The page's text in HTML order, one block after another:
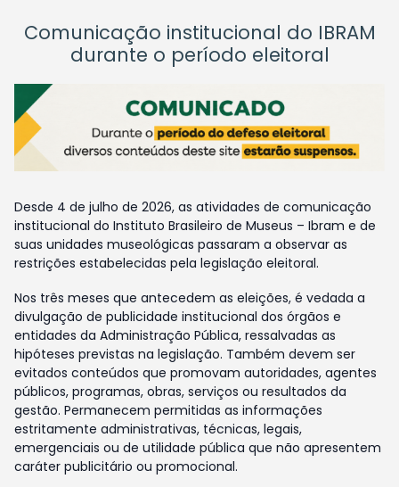
Comunicação institucional do IBRAM
durante o período eleitoral
Desde 4 de julho de 2026, as atividades de comunicação
institucional do Instituto Brasileiro de Museus – Ibram e de
suas unidades museológicas passaram a observar as
restrições estabelecidas pela legislação eleitoral.
Nos três meses que antecedem as eleições, é vedada a
divulgação de publicidade institucional dos órgãos e
entidades da Administração Pública, ressalvadas as
hipóteses previstas na legislação. Também devem ser
evitados conteúdos que promovam autoridades, agentes
públicos, programas, obras, serviços ou resultados da
gestão. Permanecem permitidas as informações
estritamente administrativas, técnicas, legais,
emergenciais ou de utilidade pública que não apresentem
caráter publicitário ou promocional.